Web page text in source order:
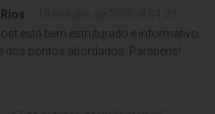
está bem estruturado e informativo.
dos pontos abordados. Parabéns!